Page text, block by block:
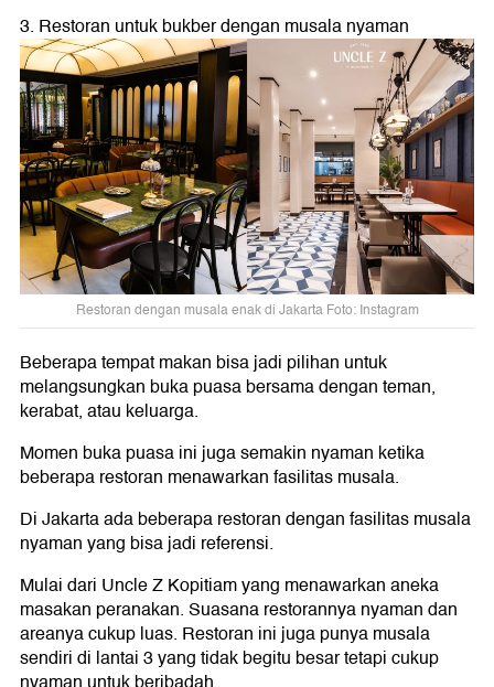
3. Restoran untuk bukber dengan musala nyaman
Restoran dengan musala enak di Jakarta Foto: Instagram
Beberapa tempat makan bisa jadi pilihan untuk
melangsungkan buka puasa bersama dengan teman,
kerabat, atau keluarga.
Momen buka puasa ini juga semakin nyaman ketika
beberapa restoran menawarkan fasilitas musala.
Di Jakarta ada beberapa restoran dengan fasilitas musala
nyaman yang bisa jadi referensi.
Mulai dari Uncle Z Kopitiam yang menawarkan aneka
masakan peranakan. Suasana restorannya nyaman dan
areanya cukup luas. Restoran ini juga punya musala
sendiri di lantai 3 yang tidak begitu besar tetapi cukup